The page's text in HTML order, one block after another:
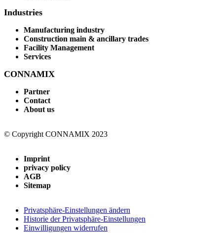
Industries
Manufacturing industry
Construction main & ancillary trades
Facility Management
Services
CONNAMIX
Partner
Contact
About us
© Copyright CONNAMIX 2023
Imprint
privacy policy
AGB
Sitemap
Privatsphäre-Einstellungen ändern
Historie der Privatsphäre-Einstellungen
Einwilligungen widerrufen